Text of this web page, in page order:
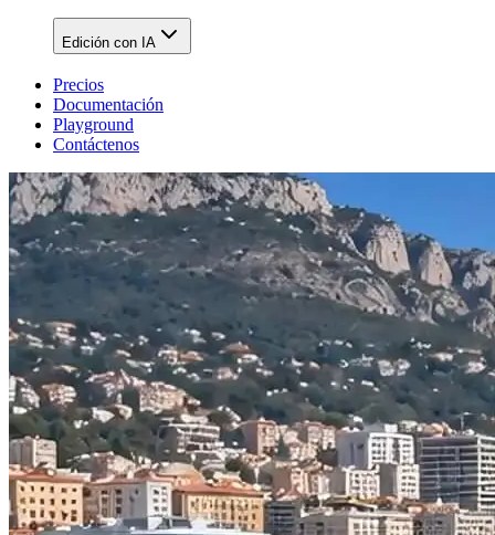
Edición con IA
Precios
Documentación
Playground
Contáctenos